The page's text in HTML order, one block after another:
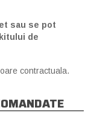
sau se pot
de
contractuala.